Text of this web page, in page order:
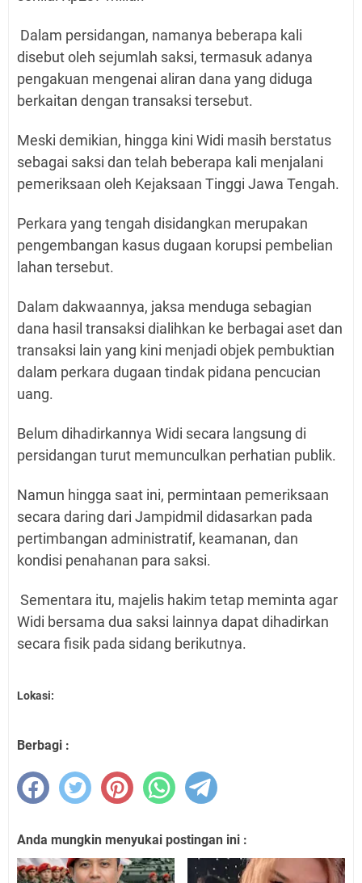
Dalam persidangan, namanya beberapa kali
disebut oleh sejumlah saksi, termasuk adanya
pengakuan mengenai aliran dana yang diduga
berkaitan dengan transaksi tersebut.
Meski demikian, hingga kini Widi masih berstatus
sebagai saksi dan telah beberapa kali menjalani
pemeriksaan oleh Kejaksaan Tinggi Jawa Tengah.
Perkara yang tengah disidangkan merupakan
pengembangan kasus dugaan korupsi pembelian
lahan tersebut.
Dalam dakwaannya, jaksa menduga sebagian
dana hasil transaksi dialihkan ke berbagai aset dan
transaksi lain yang kini menjadi objek pembuktian
dalam perkara dugaan tindak pidana pencucian
uang.
Belum dihadirkannya Widi secara langsung di
persidangan turut memunculkan perhatian publik.
Namun hingga saat ini, permintaan pemeriksaan
secara daring dari Jampidmil didasarkan pada
pertimbangan administratif, keamanan, dan
kondisi penahanan para saksi.
Sementara itu, majelis hakim tetap meminta agar
Widi bersama dua saksi lainnya dapat dihadirkan
secara fisik pada sidang berikutnya.
Lokasi:
Berbagi :
Anda mungkin menyukai postingan ini :